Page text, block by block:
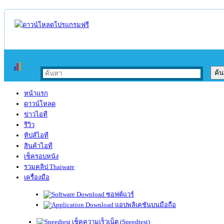
หน้าแรก
ดาวน์โหลด
ข่าวไอที
รีวิว
ทิปส์ไอที
สินค้าไอที
เช็ครอบหนัง
รวมคลิป Thaiware
เครื่องมือ
ซอฟต์แวร์
แอปพลิเคชันบนมือถือ
เช็คความเร็วเน็ต (Speedtest)